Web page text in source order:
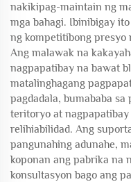
nakikipag-maintain ng
mga bahagi. Ibinibigay
ng kompetitibong presyo
Ang malawak na
nagpapatibay na bawat
matalinghagang
pagdadala, bumababa
teritoryo at
relihiabilidad. Ang
pangunahing adunahe,
koponan ang pabrika na
konsultasyon bago ang